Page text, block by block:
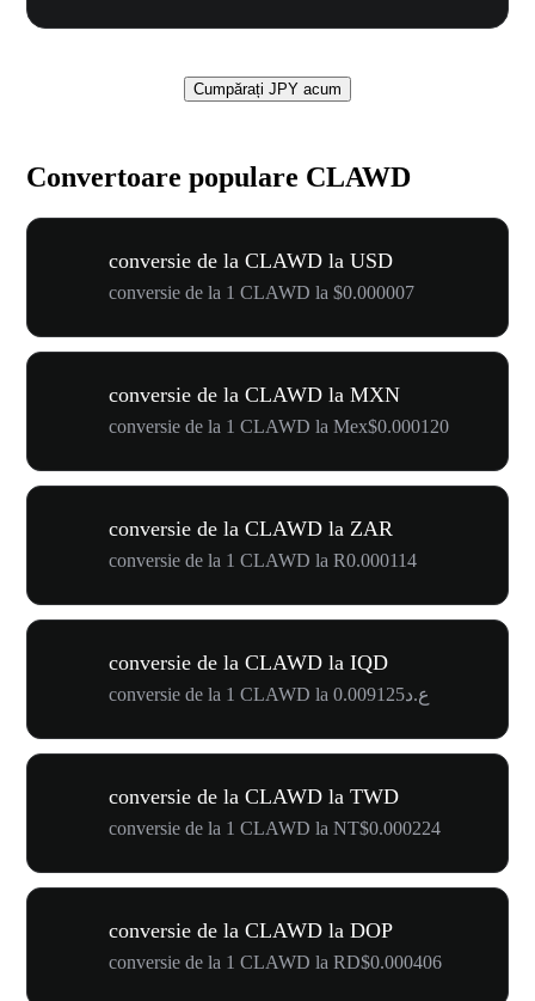
Cumpărați JPY acum
Convertoare populare CLAWD
conversie de la CLAWD la USD
conversie de la 1 CLAWD la $0.000007
conversie de la CLAWD la MXN
conversie de la 1 CLAWD la Mex$0.000120
conversie de la CLAWD la ZAR
conversie de la 1 CLAWD la R0.000114
conversie de la CLAWD la IQD
conversie de la 1 CLAWD la ع.د0.009125
conversie de la CLAWD la TWD
conversie de la 1 CLAWD la NT$0.000224
conversie de la CLAWD la DOP
conversie de la 1 CLAWD la RD$0.000406